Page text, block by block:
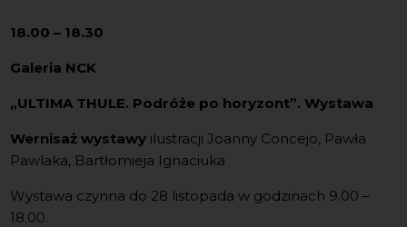
18.00 – 18.30
Galeria NCK
„ULTIMA THULE. Podróże po horyzont”. Wystawa
Wernisaż wystawy ilustracji Joanny Concejo, Pawła
Pawlaka, Bartłomieja Ignaciuka
Wystawa czynna do 28 listopada w godzinach 9.00 –
18.00.